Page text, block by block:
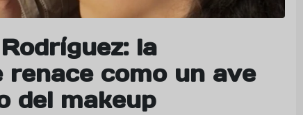
la
renace como un ave
del makeup